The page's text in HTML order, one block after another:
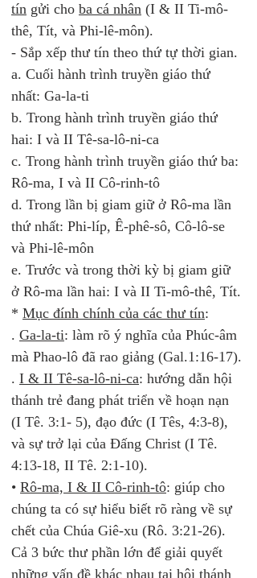
tín gửi cho ba cá nhân (I & II Ti-mô-
thê, Tít, và Phi-lê-môn).
- Sắp xếp thư tín theo thứ tự thời gian.
a. Cuối hành trình truyền giáo thứ
nhất: Ga-la-ti
b. Trong hành trình truyền giáo thứ
hai: I và II Tê-sa-lô-ni-ca
c. Trong hành trình truyền giáo thứ ba:
Rô-ma, I và II Cô-rinh-tô
d. Trong lần bị giam giữ ở Rô-ma lần
thứ nhất: Phi-líp, Ê-phê-sô, Cô-lô-se
và Phi-lê-môn
e. Trước và trong thời kỳ bị giam giữ
ở Rô-ma lần hai: I và II Ti-mô-thê, Tít.
* Mục đính chính của các thư tín:
. Ga-la-ti: làm rõ ý nghĩa của Phúc-âm
mà Phao-lô đã rao giảng (Gal.1:16-17).
. I & II Tê-sa-lô-ni-ca: hướng dẫn hội
thánh trẻ đang phát triển về hoạn nạn
(I Tê. 3:1- 5), đạo đức (I Tês, 4:3-8),
và sự trở lại của Đấng Christ (I Tê.
4:13-18, II Tê. 2:1-10).
• Rô-ma, I & II Cô-rinh-tô: giúp cho
chúng ta có sự hiểu biết rõ ràng về sự
chết của Chúa Giê-xu (Rô. 3:21-26).
Cả 3 bức thư phần lớn để giải quyết
những vấn đề khác nhau tại hội thánh